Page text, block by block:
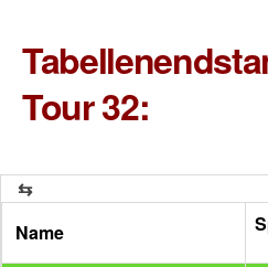
Tour 32:
Name